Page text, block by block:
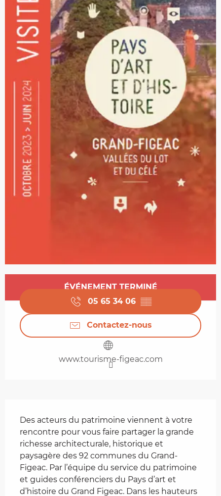
Ouverture et coordonnées
ÉVÉNEMENT TERMINÉ
05 65 34 06 ▒▒
Contactez-nous
www.tourisme-figeac.com
Des acteurs du patrimoine viennent à votre
rencontre pour vous faire partager la grande
richesse architecturale, historique et
paysagère des 92 communes du Grand-
Figeac. Par l’équipe du service du patrimoine
et guides conférenciers du Pays d’art et
d’histoire du Grand Figeac. Dans les hauteurs